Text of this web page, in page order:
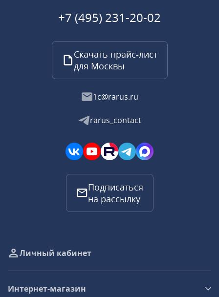
+7 (495) 231-20-02
Скачать прайс-лист
для Москвы
1c@rarus.ru
rarus_contact
Подписаться
на рассылку
Личный кабинет
Интернет-магазин